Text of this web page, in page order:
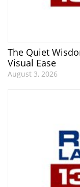
The Quiet
Visual Ease
August 3, 2026